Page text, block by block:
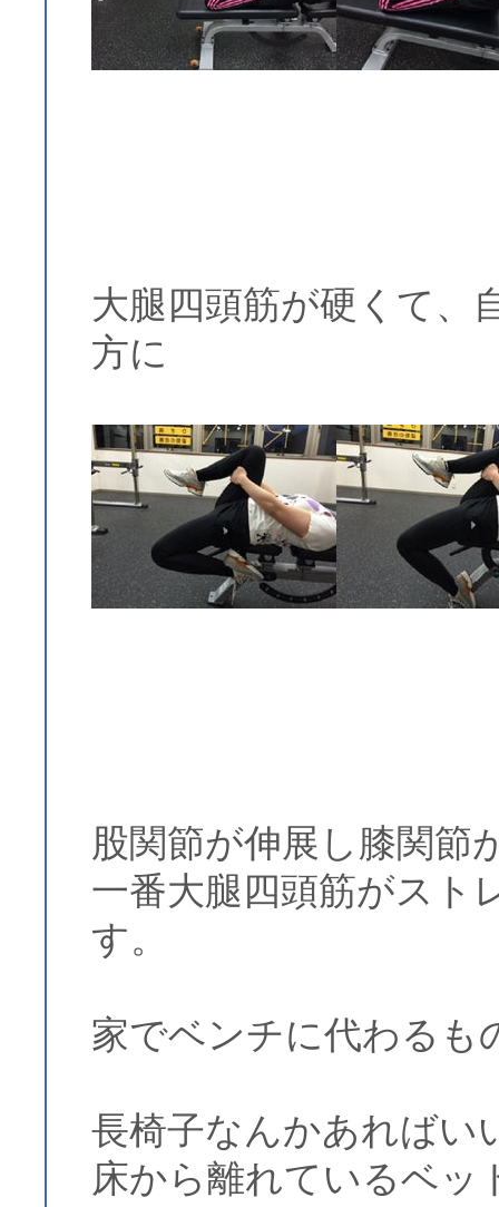
大腿四頭筋が硬くて、
方に
股関節が伸展し膝関節
一番大腿四頭筋がスト
す。
家でベンチに代わるも
長椅子なんかあればい
床から離れているベッ